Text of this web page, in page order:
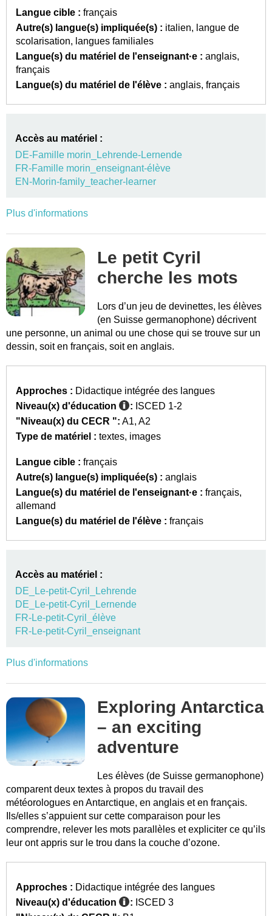
Langue cible : français
Autre(s) langue(s) impliquée(s) : italien
langue de
scolarisation
langues familiales
Langue(s) du matériel de l'enseignant·e : anglais
français
Langue(s) du matériel de l'élève : anglais français
Accès au matériel :
DE-Famille morin_Lehrende-Lernende
FR-Famille morin_enseignant-élève
EN-Morin-family_teacher-learner
Plus d'informations
Le petit Cyril
cherche les mots
Lors d’un jeu de devinettes, les élèves
(en Suisse germanophone) décrivent
une personne, un animal ou une chose qui se trouve sur un
dessin, soit en français, soit en anglais.
Approches : Didactique intégrée des langues
Niveau(x) d'éducation
: ISCED 1-2
"Niveau(x) du CECR ": A1 A2
Type de matériel : textes images
Langue cible : français
Autre(s) langue(s) impliquée(s) : anglais
Langue(s) du matériel de l'enseignant·e : français
allemand
Langue(s) du matériel de l'élève : français
Accès au matériel :
DE_Le-petit-Cyril_Lehrende
DE_Le-petit-Cyril_Lernende
FR-Le-petit-Cyril_élève
FR-Le-petit-Cyril_enseignant
Plus d'informations
Exploring Antarctica
– an exciting
adventure
Les élèves (de Suisse germanophone)
comparent deux textes à propos du travail des
météorologues en Antarctique, en anglais et en français.
Ils/elles s’appuient sur cette comparaison pour les
comprendre, relever les mots parallèles et expliciter ce qu’ils
leur ont appris sur le trou dans la couche d’ozone.
Approches : Didactique intégrée des langues
Niveau(x) d'éducation
: ISCED 3